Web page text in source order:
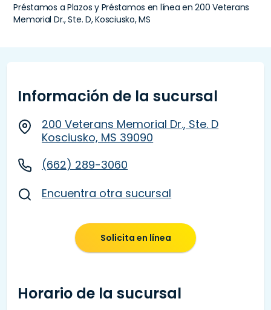
Préstamos a Plazos y Préstamos en línea en 200 Veterans
Memorial Dr., Ste. D, Kosciusko, MS
Información de la sucursal
200 Veterans Memorial Dr., Ste. D
Kosciusko, MS 39090
(662) 289-3060
Encuentra otra sucursal
Solicita en línea
Horario de la sucursal